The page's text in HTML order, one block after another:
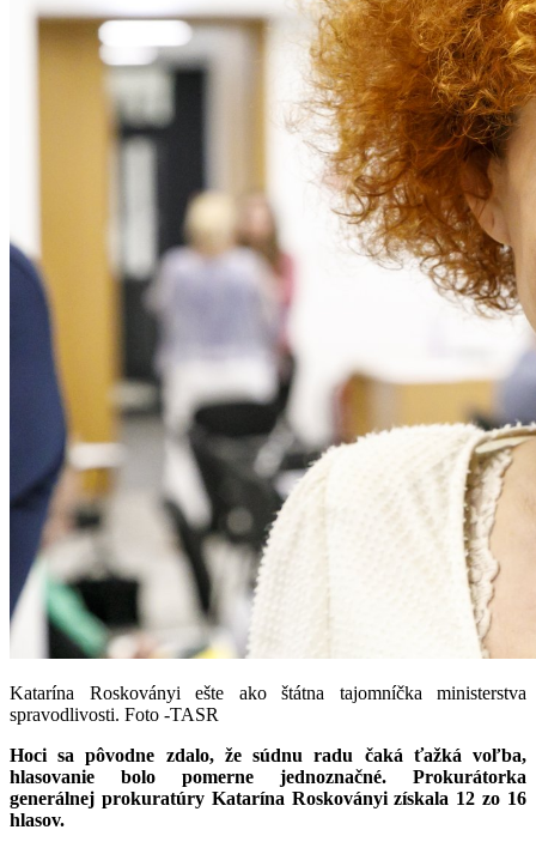
Katarína Roskoványi ešte ako štátna tajomníčka ministerstva
spravodlivosti. Foto -TASR
Hoci sa pôvodne zdalo, že súdnu radu čaká ťažká voľba,
hlasovanie bolo pomerne jednoznačné. Prokurátorka
generálnej prokuratúry Katarína Roskoványi získala 12 zo 16
hlasov.